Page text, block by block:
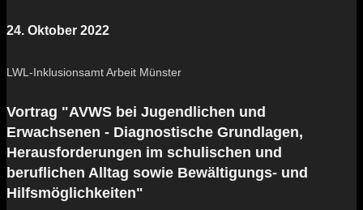
24. Oktober 2022
LWL-Inklusionsamt Arbeit Münster
Vortrag "AVWS bei Jugendlichen und
Erwachsenen - Diagnostische Grundlagen,
Herausforderungen im schulischen und
beruflichen Alltag sowie Bewältigungs- und
Hilfsmöglichkeiten"